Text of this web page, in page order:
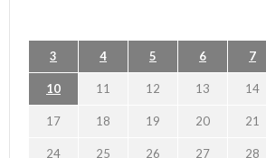
3 4 5 6 7
10 11 12 13 14
17 18 19 20 21
24 25 26 27 28